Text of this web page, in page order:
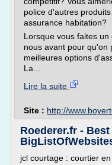
police d'autres
assurance habitation?
Lorsque vous faites
nous avant pour qu'on
meilleures options
La...
Lire la suite
Site : http://
Roederer.fr - Best
jcl courtage : courtier